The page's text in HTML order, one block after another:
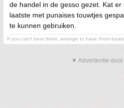
de handel in de gesso gezet. Kat
laatste met punaises touwtjes
te kunnen gebruiken.
If you can't beat them, arrange to have them
▼ Advertentie